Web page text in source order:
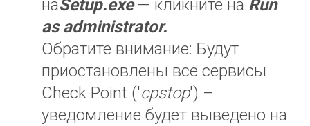
наSetup.exe— кликните на Run
as administrator.
Обратите внимание: Будут
приостановлены все сервисы
Check Point ('cpstop') –
уведомление будет выведено на